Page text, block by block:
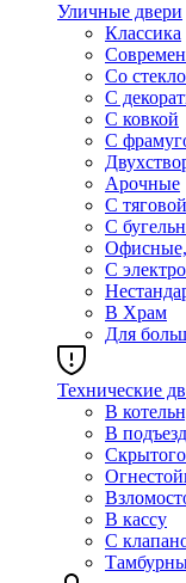
Уличные двери
Классика
Со
С
С ковкой
С
Арочные
С
С
Офисные,
С
В Храм
Для
Технические
В
В
В кассу
С